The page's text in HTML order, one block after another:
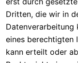
Dritten, die wir in
Datenverarbeitung
eines berechtigten
kann erteilt oder
Widerrufsrech
t
30